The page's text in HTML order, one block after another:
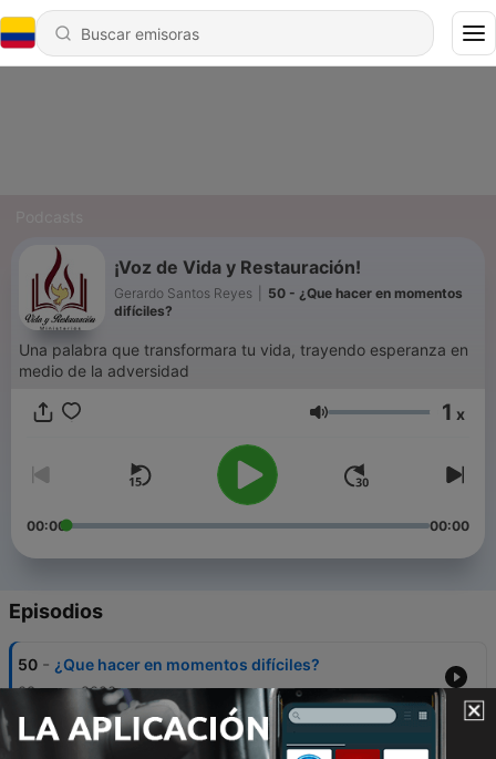
¡Voz de Vida y Restauración!
Gerardo Santos Reyes
50 - ¿Que hacer en momentos
difíciles?
Una palabra que transformara tu vida, trayendo esperanza en
medio de la adversidad
Volumen 1 x
00:00 00:00
Episodios
50 - ¿Que hacer en momentos difíciles?
08 mayo 2020
49 - ¡Corre al Padre!